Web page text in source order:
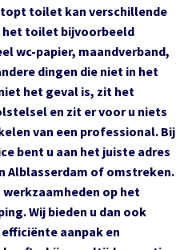
toilet kan verschillende
het toilet bijvoorbeeld
wc-papier, maandverband,
dingen die niet in het
het geval is, zit het
en zit er voor u niets
van een professional. Bij
bent u aan het juiste adres
of omstreken.
op het
Wij bieden u dan ook
aanpak en